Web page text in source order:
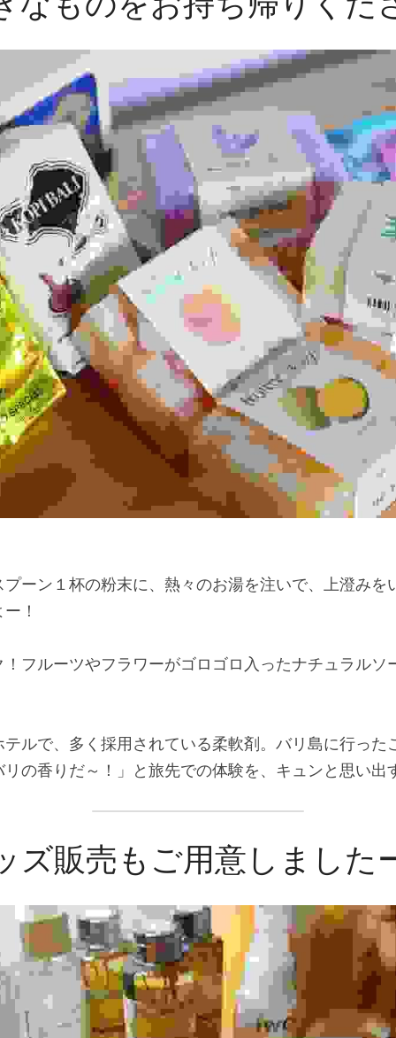
ーン１杯の粉末に、熱々のお湯を注いで、上澄みを
！
フルーツやフラワーがゴロゴロ入ったナチュラルソ
ルで、多く採用されている柔軟剤。バリ島に行った
の香りだ～！」と旅先での体験を、キュンと思い出
ズ販売もご用意しました